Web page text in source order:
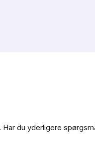
du yderligere